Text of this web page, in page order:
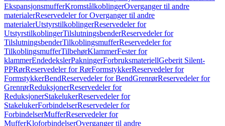
EkspansjonsmufferKromstålkoblingerOverganger til andre
materialerReservedeler for Overganger til andre
materialerUtstyrstilkoblingerReservedeler for
UtstyrstilkoblingerTilslutningsbenderReservedeler for
TilslutningsbenderTilkoblingsmufferReservedeler for
TilkoblingsmufferTilbehørKlammerFester for
klammerEndedekslerPakningerForbruksmateriellGeberit Silent-
PPRørReservedeler for RørFormstykkerReservedeler for
FormstykkerBendReservedeler for BendGrenrørReservedeler for
GrenrørReduksjonerReservedeler for
ReduksjonerStakelukerReservedeler for
StakelukerForbindelserReservedeler for
ForbindelserMufferReservedeler for
MufferKloforbindelserOverganger til andre